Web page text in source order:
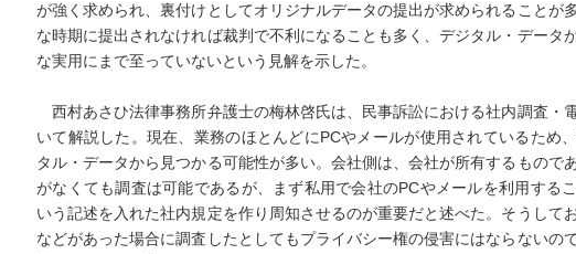
が強く求められ、裏付けとしてオリジナルデータの提出が求められることが
な時期に提出されなければ裁判で不利になることも多く、デジタル・データ
な実用にまで至っていないという見解を示した。
西村あさひ法律事務所弁護士の梅林啓氏は、民事訴訟における社内調査・
いて解説した。現在、業務のほとんどにPCやメールが使用されているため
タル・データから見つかる可能性が多い。会社側は、会社が所有するもので
がなくても調査は可能であるが、まず私用で会社のPCやメールを利用する
いう記述を入れた社内規定を作り周知させるのが重要だと述べた。そうして
などがあった場合に調査したとしてもプライバシー権の侵害にはならないの